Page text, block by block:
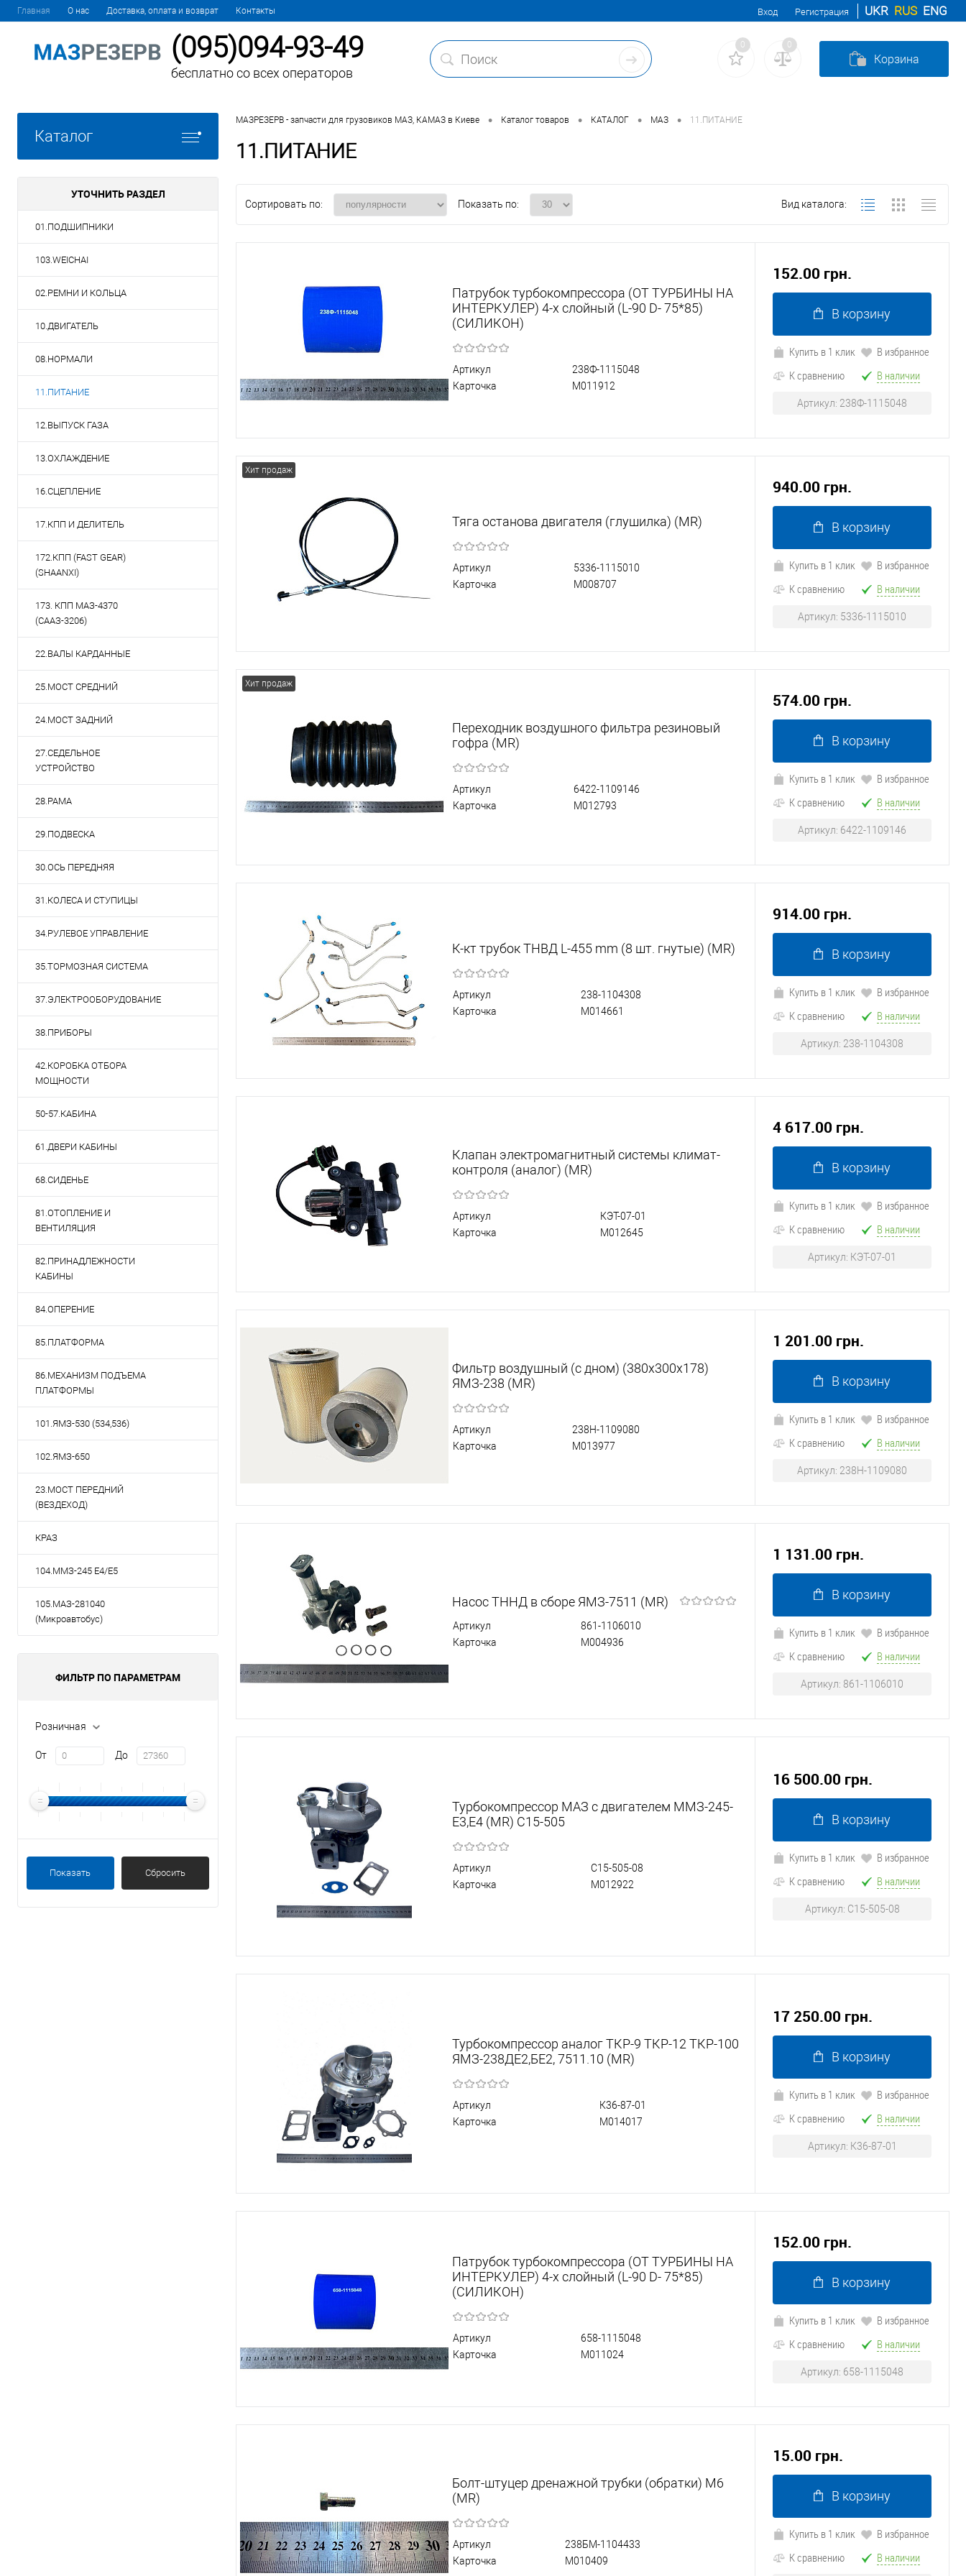
Главная О нас Доставка, оплата и возврат Контакты Вход Регистрация UKR RUS ENG
(095)094-93-49
бесплатно со всех операторов
0 0
Корзина
Каталог
УТОЧНИТЬ РАЗДЕЛ
01.ПОДШИПНИКИ
103.WEICHAI
02.РЕМНИ И КОЛЬЦА
10.ДВИГАТЕЛЬ
08.НОРМАЛИ
11.ПИТАНИЕ
12.ВЫПУСК ГАЗА
13.ОХЛАЖДЕНИЕ
16.СЦЕПЛЕНИЕ
17.КПП И ДЕЛИТЕЛЬ
172.КПП (FAST GEAR)
(SHAANXI)
173. КПП МАЗ-4370
(СААЗ-3206)
22.ВАЛЫ КАРДАННЫЕ
25.МОСТ СРЕДНИЙ
24.МОСТ ЗАДНИЙ
27.СЕДЕЛЬНОЕ
УСТРОЙСТВО
28.РАМА
29.ПОДВЕСКА
30.ОСЬ ПЕРЕДНЯЯ
31.КОЛЕСА И СТУПИЦЫ
34.РУЛЕВОЕ УПРАВЛЕНИЕ
35.ТОРМОЗНАЯ СИСТЕМА
37.ЭЛЕКТРООБОРУДОВАНИЕ
38.ПРИБОРЫ
42.КОРОБКА ОТБОРА
МОЩНОСТИ
50-57.КАБИНА
61.ДВЕРИ КАБИНЫ
68.СИДЕНЬЕ
81.ОТОПЛЕНИЕ И
ВЕНТИЛЯЦИЯ
82.ПРИНАДЛЕЖНОСТИ
КАБИНЫ
84.ОПЕРЕНИЕ
85.ПЛАТФОРМА
86.МЕХАНИЗМ ПОДЪЕМА
ПЛАТФОРМЫ
101.ЯМЗ-530 (534,536)
102.ЯМЗ-650
23.МОСТ ПЕРЕДНИЙ
(ВЕЗДЕХОД)
КРАЗ
104.ММЗ-245 Е4/Е5
105.МАЗ-281040
(Микроавтобус)
ФИЛЬТР ПО ПАРАМЕТРАМ
Розничная
От До
Показать Сбросить
МАЗРЕЗЕРВ - запчасти для грузовиков МАЗ, КАМАЗ в Киеве • Каталог товаров • КАТАЛОГ • МАЗ • 11.ПИТАНИЕ
11.ПИТАНИЕ
Сортировать по: Показать по: Вид каталога:
Патрубок турбокомпрессора (ОТ ТУРБИНЫ НА
ИНТЕРКУЛЕР) 4-х слойный (L-90 D- 75*85)
(СИЛИКОН)
Артикул
238Ф-1115048
Карточка
М011912
152.00 грн.
В корзину
Купить в 1 клик
В избранное
К сравнению
В наличии
Артикул: 238Ф-1115048
Хит продаж
Тяга останова двигателя (глушилка) (MR)
Артикул
5336-1115010
Карточка
М008707
940.00 грн.
В корзину
Купить в 1 клик
В избранное
К сравнению
В наличии
Артикул: 5336-1115010
Хит продаж
Переходник воздушного фильтра резиновый
гофра (MR)
Артикул
6422-1109146
Карточка
М012793
574.00 грн.
В корзину
Купить в 1 клик
В избранное
К сравнению
В наличии
Артикул: 6422-1109146
К-кт трубок ТНВД L-455 mm (8 шт. гнутые) (MR)
Артикул
238-1104308
Карточка
М014661
914.00 грн.
В корзину
Купить в 1 клик
В избранное
К сравнению
В наличии
Артикул: 238-1104308
Клапан электромагнитный системы климат-
контроля (аналог) (MR)
Артикул
КЭТ-07-01
Карточка
М012645
4 617.00 грн.
В корзину
Купить в 1 клик
В избранное
К сравнению
В наличии
Артикул: КЭТ-07-01
Фильтр воздушный (с дном) (380х300х178)
ЯМЗ-238 (MR)
Артикул
238Н-1109080
Карточка
М013977
1 201.00 грн.
В корзину
Купить в 1 клик
В избранное
К сравнению
В наличии
Артикул: 238Н-1109080
Насос ТННД в сборе ЯМЗ-7511 (MR)
Артикул
861-1106010
Карточка
М004936
1 131.00 грн.
В корзину
Купить в 1 клик
В избранное
К сравнению
В наличии
Артикул: 861-1106010
Турбокомпрессор МАЗ с двигателем ММЗ-245-
Е3,Е4 (MR) C15-505
Артикул
C15-505-08
Карточка
М012922
16 500.00 грн.
В корзину
Купить в 1 клик
В избранное
К сравнению
В наличии
Артикул: C15-505-08
Турбокомпрессор аналог ТКР-9 ТКР-12 ТКР-100
ЯМЗ-238ДЕ2,БЕ2, 7511.10 (MR)
Артикул
К36-87-01
Карточка
М014017
17 250.00 грн.
В корзину
Купить в 1 клик
В избранное
К сравнению
В наличии
Артикул: К36-87-01
Патрубок турбокомпрессора (ОТ ТУРБИНЫ НА
ИНТЕРКУЛЕР) 4-х слойный (L-90 D- 75*85)
(СИЛИКОН)
Артикул
658-1115048
Карточка
М011024
152.00 грн.
В корзину
Купить в 1 клик
В избранное
К сравнению
В наличии
Артикул: 658-1115048
Болт-штуцер дренажной трубки (обратки) М6
(MR)
Артикул
238БМ-1104433
Карточка
М010409
15.00 грн.
В корзину
Купить в 1 клик
В избранное
К сравнению
В наличии